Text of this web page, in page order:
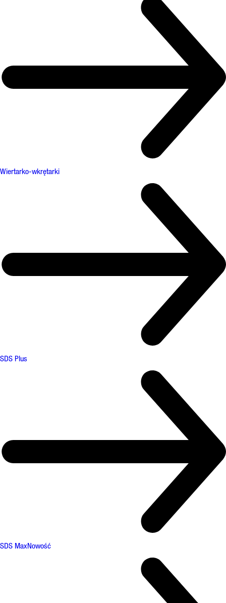
Wiertarko-wkrętarki
SDS Plus
SDS MaxNowość